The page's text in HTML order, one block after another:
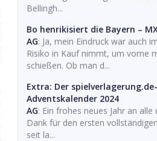
Bellingh...
Bo henrikisiert die Bayern –
AG: Ja, mein Eindruck war auch
Risiko in Kauf nimmt, um vorne
schießen. Ob man d...
Extra: Der spielverlagerung.de-
Adventskalender 2024
AG: Ein frohes neues Jahr an
Dank für den ersten
seit la...